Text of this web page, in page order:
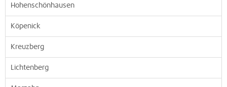
Hohenschönhausen
Köpenick
Kreuzberg
Lichtenberg